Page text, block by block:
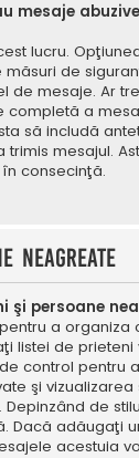
mesaje
lucru.
de
de mesaje. Ar
a
să includă
mesajul.
consecinţă.
neagreate
şi persoane
a
listei de
control pentru
şi vizualizarea
de
Dacă adăugaţi
acestuia